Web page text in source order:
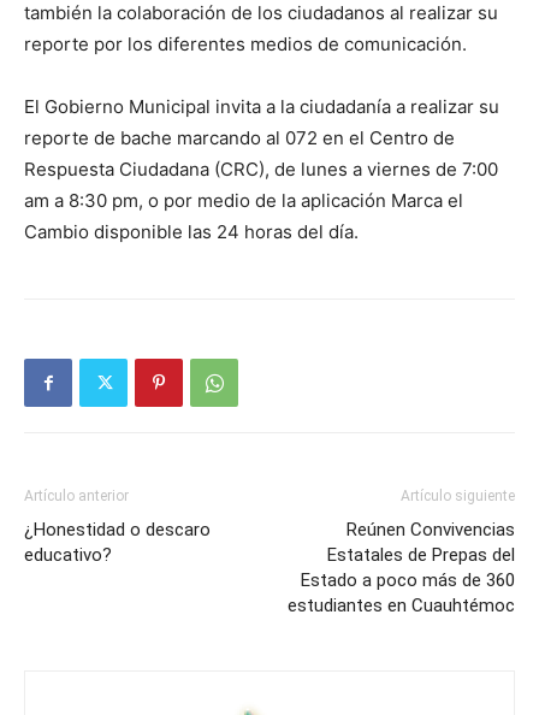
también la colaboración de los ciudadanos al realizar su
reporte por los diferentes medios de comunicación.
El Gobierno Municipal invita a la ciudadanía a realizar su
reporte de bache marcando al 072 en el Centro de
Respuesta Ciudadana (CRC), de lunes a viernes de 7:00
am a 8:30 pm, o por medio de la aplicación Marca el
Cambio disponible las 24 horas del día.
Artículo anterior
¿Honestidad o descaro
educativo?
Artículo siguiente
Reúnen Convivencias
Estatales de Prepas del
Estado a poco más de 360
estudiantes en Cuauhtémoc